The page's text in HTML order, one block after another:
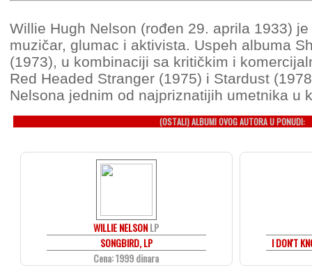
Willie Hugh Nelson (rođen 29. aprila 1933)
muzičar, glumac i aktivista. Uspeh albuma
(1973), u kombinaciji sa kritičkim i
Red Headed Stranger (1975) i Stardust
Nelsona jednim od najpriznatijih umetnika u
(OSTALI) ALBUMI OVOG AUTORA U PONUDI:
WILLIE NELSONLP
SONGBIRD, LP
Cena: 1999 dinara
I DON'T